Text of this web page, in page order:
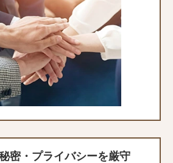
密・プライバシーを厳守